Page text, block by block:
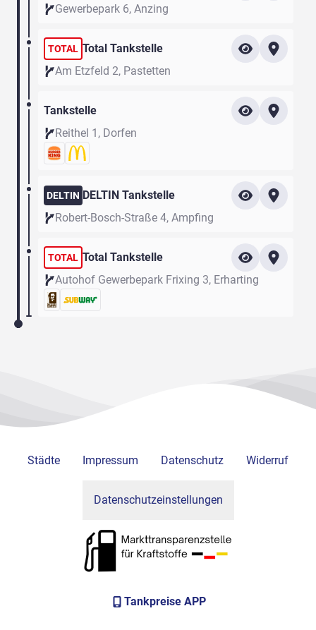
Gewerbepark 6, Anzing
TOTAL Total Tankstelle
Am Etzfeld 2, Pastetten
Tankstelle
Reithel 1, Dorfen
DELTIN DELTIN Tankstelle
Robert-Bosch-Straße 4, Ampfing
TOTAL Total Tankstelle
Autohof Gewerbepark Frixing 3, Erharting
Städte Impressum Datenschutz Widerruf
Datenschutzeinstellungen
Tankpreise APP